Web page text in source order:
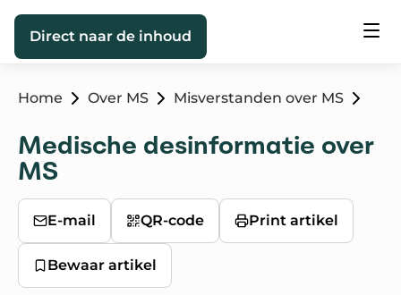
Direct naar de inhoud
Home Over MS Misverstanden over MS
Medische desinformatie over
MS
E-mail QR-code Print artikel
Bewaar artikel